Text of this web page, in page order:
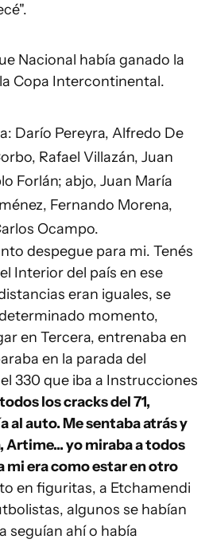
Nacional había ganado la
Copa Intercontinental.
Darío Pereyra, Alfredo De
Rafael Villazán, Juan
Forlán; abjo, Juan María
Fernando Morena,
Ocampo.
despegue para mi. Tenés
Interior del país en ese
eran iguales, se
momento,
en Tercera, entrenaba en
en la parada del
330 que iba a Instrucciones
los cracks del 71,
al auto. Me sentaba atrás y
Artime... yo miraba a todos
mi era como estar en otro
en figuritas, a Etchamendi
algunos se habían
seguían ahí o había